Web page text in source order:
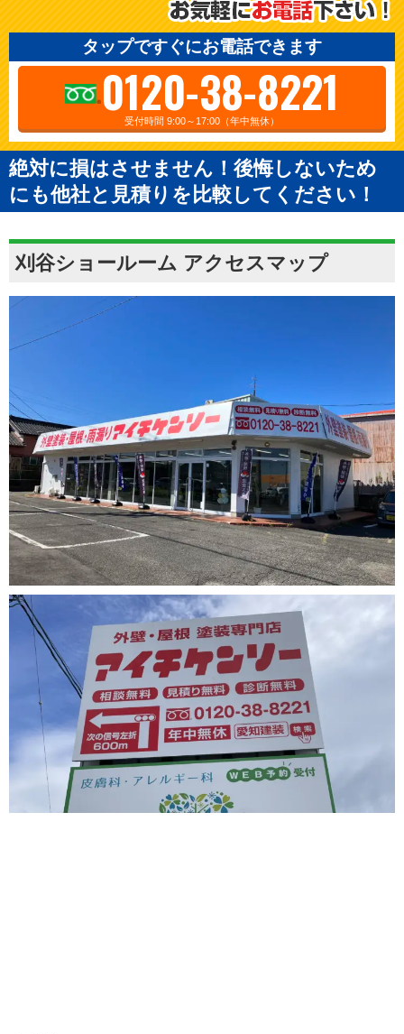
タップですぐにお電話できます
0120-38-8221
受付時間 9:00～17:00（年中無休）
絶対に損はさせません！後悔しないため
にも他社と見積りを比較してください！
刈谷ショールーム アクセスマップ